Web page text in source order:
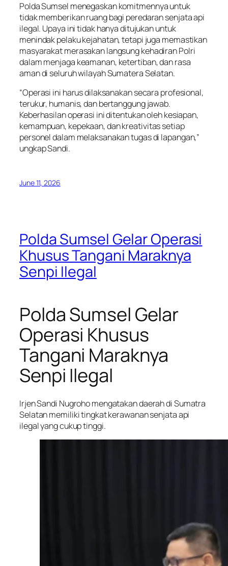
Polda Sumsel menegaskan komitmennya untuk
tidak memberikan ruang bagi peredaran senjata api
ilegal. Upaya ini tidak hanya ditujukan untuk
menindak pelaku kejahatan, tetapi juga memastikan
masyarakat merasakan langsung kehadiran Polri
dalam menjaga keamanan, ketertiban, dan rasa
aman di seluruh wilayah Sumatera Selatan.
“Operasi ini harus dilaksanakan secara profesional,
terukur, humanis, dan bertanggung jawab.
Keberhasilan operasi ini ditentukan oleh kesiapan,
kemampuan, kepekaan, dan kreativitas setiap
personel dalam melaksanakan tugas di lapangan,”
ungkap Sandi.
June 11, 2026
Polda Sumsel Gelar Operasi
Khusus Tangani Maraknya
Senpi Ilegal
Polda Sumsel Gelar
Operasi Khusus
Tangani Maraknya
Senpi Ilegal
Irjen Sandi Nugroho mengatakan daerah di Sumatra
Selatan memiliki tingkat kerawanan senjata api
ilegal yang cukup tinggi.